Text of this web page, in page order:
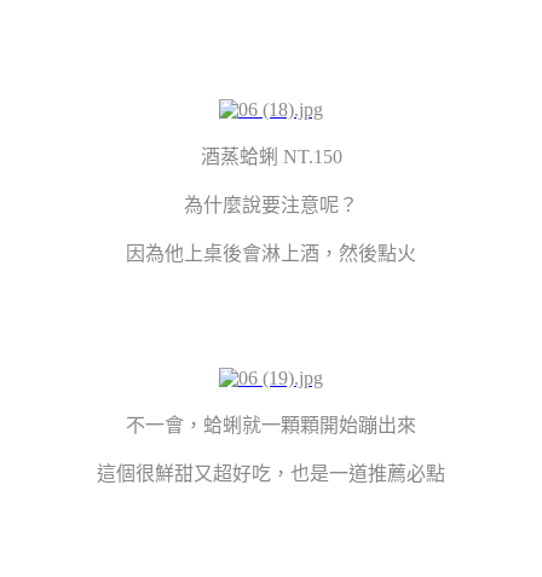
酒蒸蛤蜊 NT.150
為什麼說要注意呢？
因為他上桌後會淋上酒，然後點火
不一會，蛤蜊就一顆顆開始蹦出來
這個很鮮甜又超好吃，也是一道推薦必點